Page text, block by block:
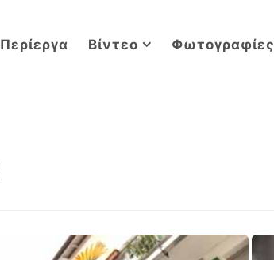
Περίεργα Βίντεο Φωτογραφίες